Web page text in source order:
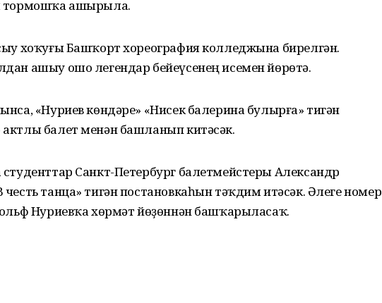
тормошҡа ашырыла.
хоҡуғы Башҡорт хореография колледжына бирелгән.
ашыу ошо легендар бейеүсенең исемен йөрөтә.
«Нуриев көндәре» «Нисек балерина булырға» тигән
балет менән башланып китәсәк.
Санкт-Петербург балетмейстеры Александр
танца» тигән постановкаһын тәҡдим итәсәк. Әлеге номер
Нуриевҡа хөрмәт йөҙөннән башҡарыласаҡ.